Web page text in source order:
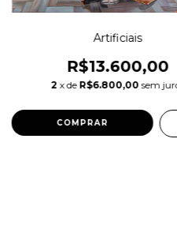
Artificiais
R$13.600,00
2 x de R$6.800,00 sem